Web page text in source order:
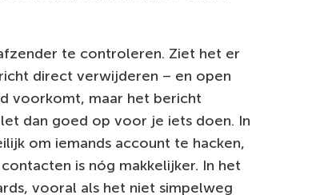
te controleren. Ziet het er
direct verwijderen – en open
voorkomt, maar het bericht
dan goed op voor je iets doen. In
om iemands account te hacken,
is nóg makkelijker. In het
vooral als het niet simpelweg